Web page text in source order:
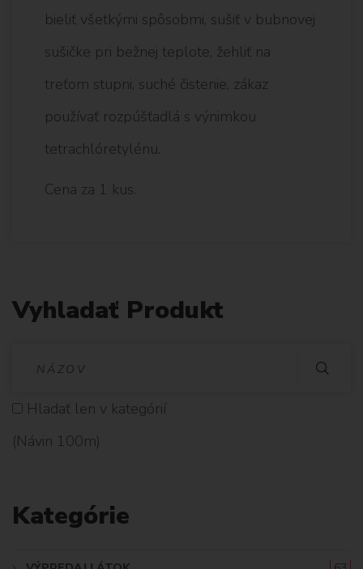
bieliť všetkými spôsobmi, sušiť v bubnovej
sušičke pri bežnej teplote, žehliť na
treťom stupni, suché čistenie, zákaz
používať rozpúšťadlá s výnimkou
tetrachlóretylénu.
Cena za 1 kus.
Vyhladať Produkt
D
Hladať len v kategórií
(Návin 100m)
Kategórie